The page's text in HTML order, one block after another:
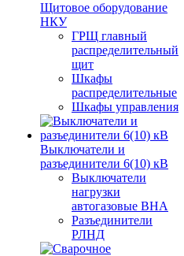
Щитовое оборудование
НКУ
ГРЩ главный
распределительный
щит
Шкафы
распределительные
Шкафы управления
Выключатели и
разъединители 6(10) кВ
Выключатели
нагрузки
автогазовые ВНА
Разъединители
РЛНД